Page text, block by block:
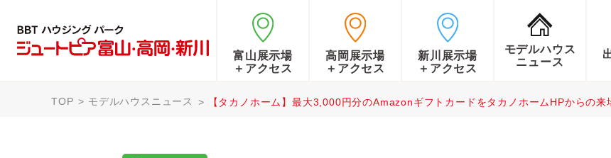
富山展示場
＋アクセス
高岡展示場
＋アクセス
新川展示場
＋アクセス
モデルハウス
ニュース
TOP モデルハウスニュース 【タカノホーム】最大3,000円分のAmazonギフトカードをタカノホームHPからの来